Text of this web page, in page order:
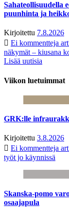
Sahateollisuudella
puunhinta ja
Kirjoitettu 7.8.2026
Ei kommentteja
näkymät – kiusana
Lisää uutisia
Viikon luetuimmat
GRK:lle
Kirjoitettu 3.8.2026
Ei kommentteja
työt jo käynnissä
Skanska-pomo
osaajapula